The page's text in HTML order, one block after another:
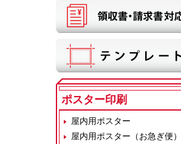
ポスター印刷
屋内用ポスター
屋内用ポスター（お急ぎ便）